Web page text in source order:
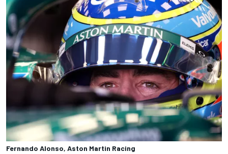
Fernando Alonso, Aston Martin Racing